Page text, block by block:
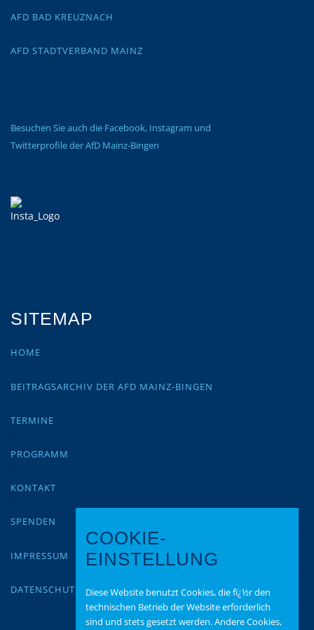
AFD BAD KREUZNACH
AFD STADTVERBAND MAINZ
Besuchen Sie auch die Facebook, Instagram und
Twitterprofile der AfD Mainz-Bingen
SITEMAP
HOME
BEITRAGSARCHIV DER AFD MAINZ-BINGEN
TERMINE
PROGRAMM
KONTAKT
SPENDEN
IMPRESSUM
DATENSCHUTZ
COOKIE-
EINSTELLUNG
Diese Website benutzt Cookies, die fï¿½r den
technischen Betrieb der Website erforderlich
sind und stets gesetzt werden. Andere Cookies,